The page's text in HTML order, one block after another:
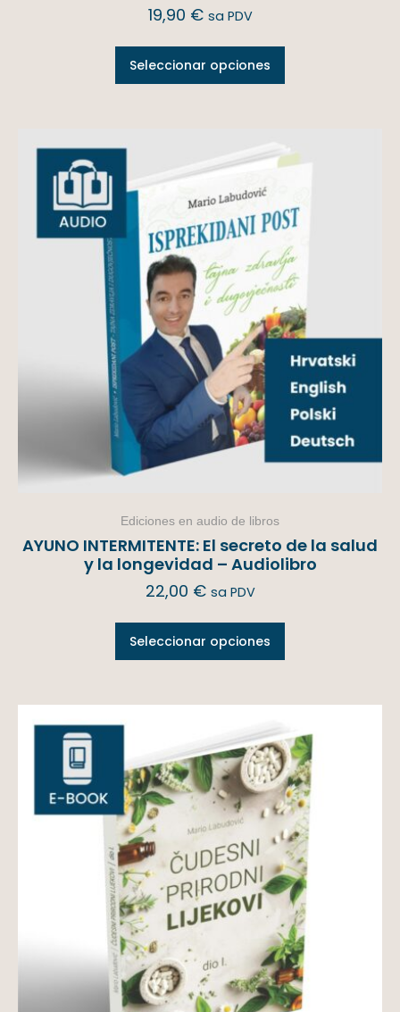
19,90 € sa PDV
Seleccionar opciones
Ediciones en audio de libros
AYUNO INTERMITENTE: El secreto de la salud
y la longevidad – Audiolibro
22,00 € sa PDV
Seleccionar opciones